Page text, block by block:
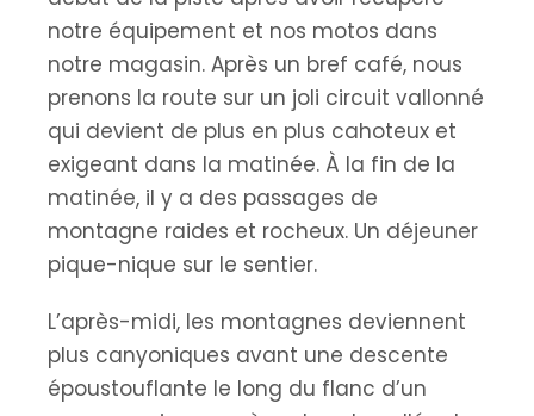
notre équipement et nos motos dans
notre magasin. Après un bref café, nous
prenons la route sur un joli circuit vallonné
qui devient de plus en plus cahoteux et
exigeant dans la matinée. À la fin de la
matinée, il y a des passages de
montagne raides et rocheux. Un déjeuner
pique-nique sur le sentier.
L’après-midi, les montagnes deviennent
plus canyoniques avant une descente
époustouflante le long du flanc d’un